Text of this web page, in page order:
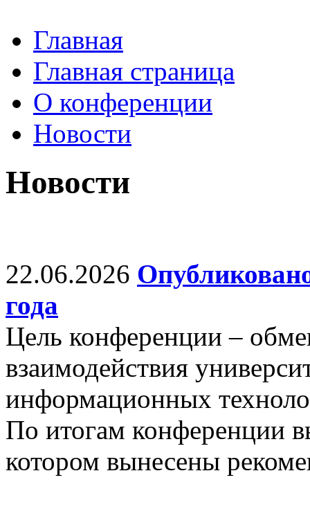
Главная
Главная страница
О конференции
Новости
Новости
22.06.2026
года
Цель конференции –
взаимодействия
информационных
По итогам конференции
котором вынесены